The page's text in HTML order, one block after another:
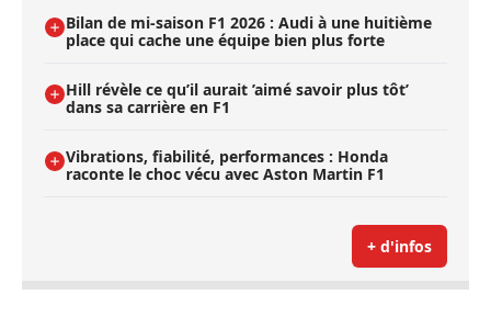
Bilan de mi-saison F1 2026 : Audi à une huitième
place qui cache une équipe bien plus forte
Hill révèle ce qu’il aurait ’aimé savoir plus tôt’
dans sa carrière en F1
Vibrations, fiabilité, performances : Honda
raconte le choc vécu avec Aston Martin F1
+ d'infos